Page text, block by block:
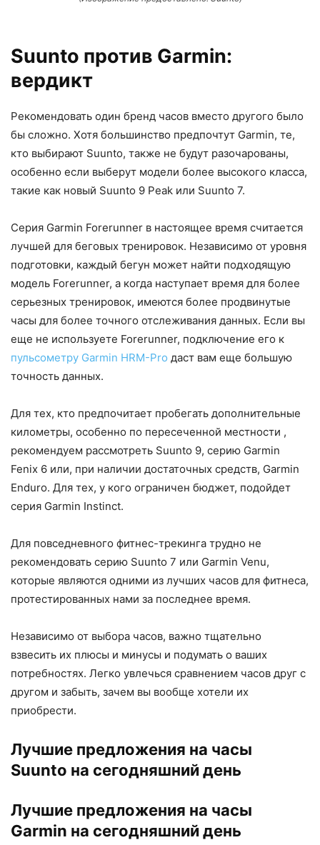
Suunto против Garmin:
вердикт
Рекомендовать один бренд часов вместо другого было
бы сложно. Хотя большинство предпочтут Garmin, те,
кто выбирают Suunto, также не будут разочарованы,
особенно если выберут модели более высокого класса,
такие как новый Suunto 9 Peak или Suunto 7.
Серия Garmin Forerunner в настоящее время считается
лучшей для беговых тренировок. Независимо от уровня
подготовки, каждый бегун может найти подходящую
модель Forerunner, а когда наступает время для более
серьезных тренировок, имеются более продвинутые
часы для более точного отслеживания данных. Если вы
еще не используете Forerunner, подключение его к
пульсометру Garmin HRM-Pro даст вам еще большую
точность данных.
Для тех, кто предпочитает пробегать дополнительные
километры, особенно по пересеченной местности ,
рекомендуем рассмотреть Suunto 9, серию Garmin
Fenix ​​6 или, при наличии достаточных средств, Garmin
Enduro. Для тех, у кого ограничен бюджет, подойдет
серия Garmin Instinct.
Для повседневного фитнес-трекинга трудно не
рекомендовать серию Suunto 7 или Garmin Venu,
которые являются одними из лучших часов для фитнеса,
протестированных нами за последнее время.
Независимо от выбора часов, важно тщательно
взвесить их плюсы и минусы и подумать о ваших
потребностях. Легко увлечься сравнением часов друг с
другом и забыть, зачем вы вообще хотели их
приобрести.
Лучшие предложения на часы
Suunto на сегодняшний день
Лучшие предложения на часы
Garmin на сегодняшний день